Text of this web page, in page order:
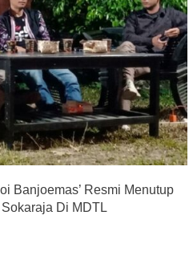
Banjoemas’ Resmi Menutup
Di MDTL